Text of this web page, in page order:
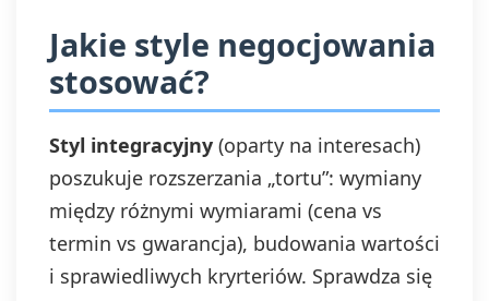
Jakie style negocjowania
stosować?
Styl integracyjny (oparty na interesach)
poszukuje rozszerzania „tortu”: wymiany
między różnymi wymiarami (cena vs
termin vs gwarancja), budowania wartości
i sprawiedliwych kryrteriów. Sprawdza się